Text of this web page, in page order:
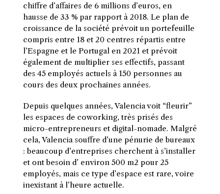
chiffre d’affaires de 6 millions d’euros, en
hausse de 33 % par rapport à 2018. Le plan de
croissance de la société prévoit un portefeuille
compris entre 18 et 20 centres répartis entre
l’Espagne et le Portugal en 2021 et prévoit
également de multiplier ses effectifs, passant
des 45 employés actuels à 150 personnes au
cours des deux prochaines années.
Depuis quelques années, Valencia voit “fleurir”
les espaces de coworking, très prisés des
micro-entrepreneurs et digital-nomade. Malgré
cela, Valencia souffre d’une pénurie de bureaux
: beaucoup d’entreprises cherchent à s’installer
et ont besoin d’ environ 500 m2 pour 25
employés, mais ce type d’espace est rare, voire
inexistant à l’heure actuelle.